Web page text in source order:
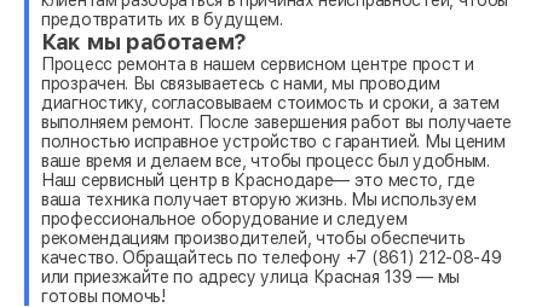
предотвратить их в будущем.
Как мы работаем?
Процесс ремонта в нашем сервисном центре прост и
прозрачен. Вы связываетесь с нами, мы проводим
диагностику, согласовываем стоимость и сроки, а затем
выполняем ремонт. После завершения работ вы получаете
полностью исправное устройство с гарантией. Мы ценим
ваше время и делаем все, чтобы процесс был удобным.
Наш сервисный центр в Краснодаре— это место, где
ваша техника получает вторую жизнь. Мы используем
профессиональное оборудование и следуем
рекомендациям производителей, чтобы обеспечить
качество. Обращайтесь по телефону +7 (861) 212-08-49
или приезжайте по адресу улица Красная 139 — мы
готовы помочь!